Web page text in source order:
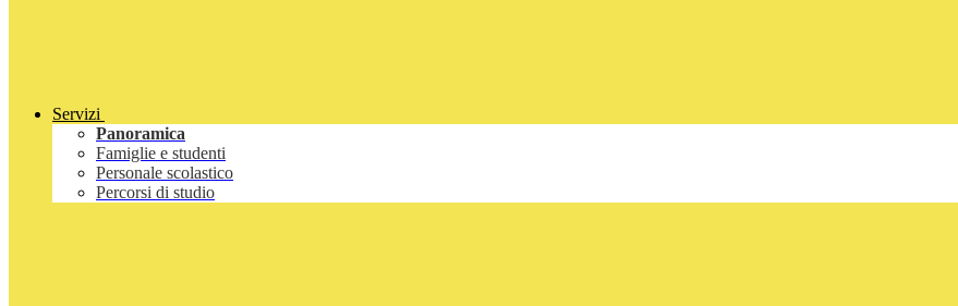
Servizi
Panoramica
Famiglie e studenti
Personale scolastico
Percorsi di studio